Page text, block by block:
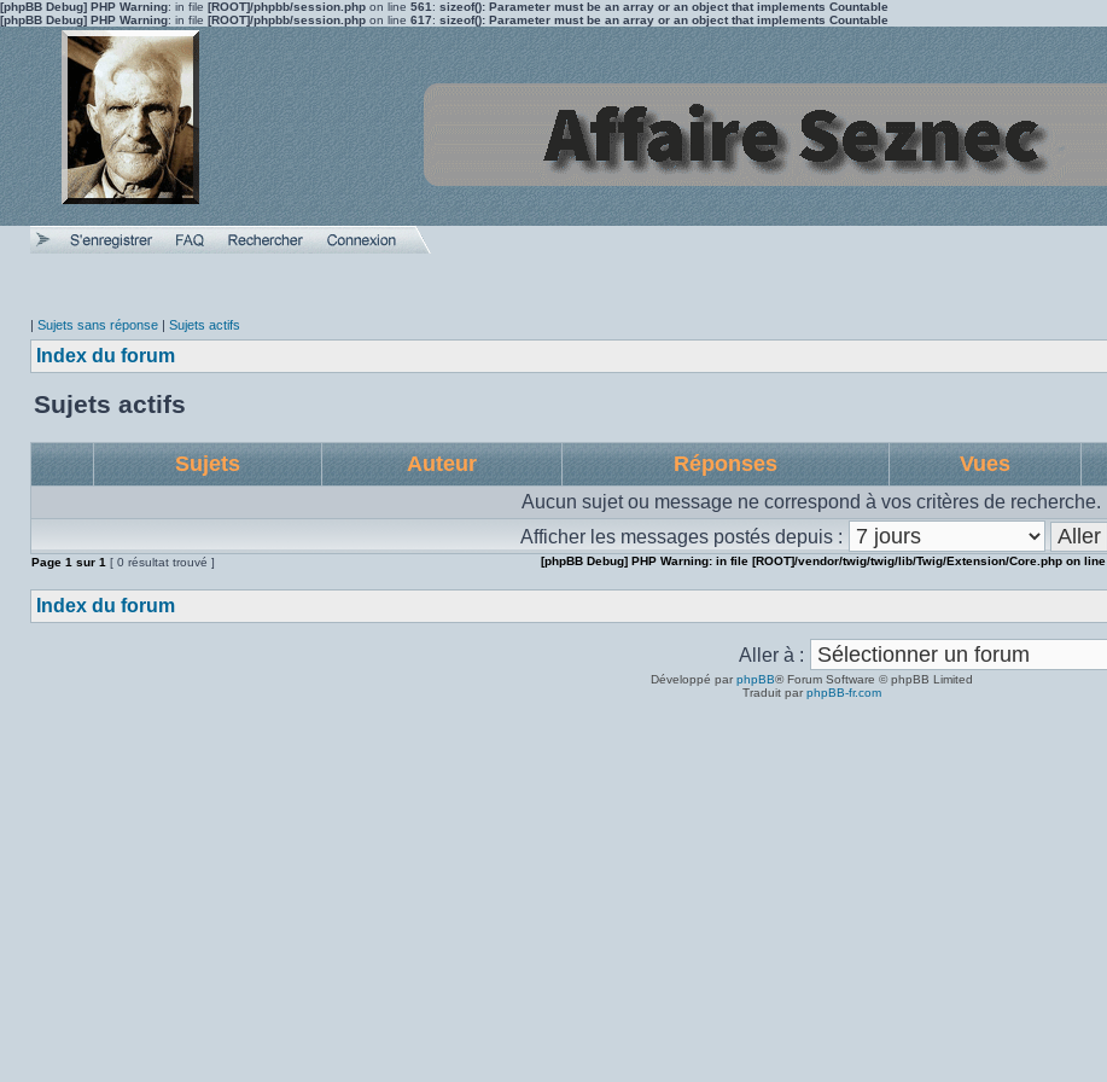
[phpBB Debug] PHP Warning: in file [ROOT]/phpbb/session.php on line 561 : sizeof(): Parameter must be an array or an object that implements Countable
[phpBB Debug] PHP Warning: in file [ROOT]/phpbb/session.php on line 617: sizeof(): Parameter must be an array or an object that implements Countable
| Sujets sans réponse | Sujets actifs
Index du forum
Sujets actifs
Sujets Auteur Réponses Vues
Aucun sujet ou message ne correspond à vos critères de recherche.
Afficher les messages postés depuis :
Page 1 sur 1 [ 0 résultat trouvé ] [phpBB Debug] PHP Warning: in file [ROOT]/vendor/twig/twig/lib/Twig/Extension/Core.php on line
Index du forum
Aller à :
Développé par phpBB® Forum Software © phpBB Limited
Traduit par phpBB-fr.com